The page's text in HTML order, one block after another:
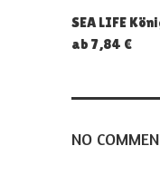
SEA LIFE
ab 7,84 €
NO